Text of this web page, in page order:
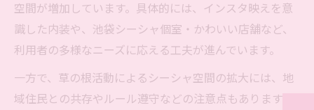
空間が増加しています。具体的には、インスタ映えを意
識した内装や、池袋シーシャ個室・かわいい店舗など、
利用者の多様なニーズに応える工夫が進んでいます。
一方で、草の根活動によるシーシャ空間の拡大には、地
域住民との共存やルール遵守などの注意点もあります。